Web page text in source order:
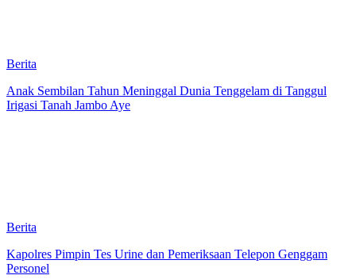
Berita
Anak Sembilan Tahun Meninggal Dunia Tenggelam di Tanggul
Irigasi Tanah Jambo Aye
Berita
Kapolres Pimpin Tes Urine dan Pemeriksaan Telepon Genggam
Personel